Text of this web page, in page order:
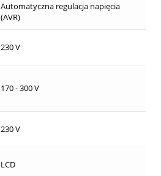
Automatyczna regulacja napięcia
(AVR)
230 V
170 - 300 V
230 V
LCD